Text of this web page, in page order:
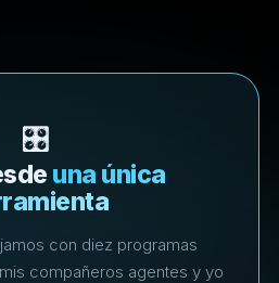
🎛️
una única
con diez programas
compañeros agentes y yo